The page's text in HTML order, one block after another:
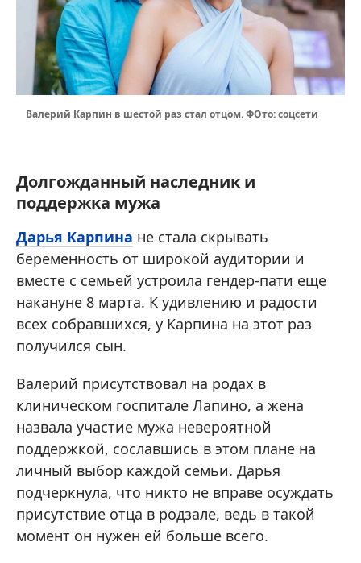
Валерий Карпин в шестой раз стал отцом. ФОто: соцсети
Долгожданный наследник и
поддержка мужа
Дарья Карпина не стала скрывать
беременность от широкой аудитории и
вместе с семьей устроила гендер-пати еще
накануне 8 марта. К удивлению и радости
всех собравшихся, у Карпина на этот раз
получился сын.
Валерий присутствовал на родах в
клиническом госпитале Лапино, а жена
назвала участие мужа невероятной
поддержкой, сославшись в этом плане на
личный выбор каждой семьи. Дарья
подчеркнула, что никто не вправе осуждать
присутствие отца в родзале, ведь в такой
момент он нужен ей больше всего.